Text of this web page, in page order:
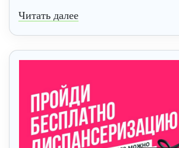
Читать далее